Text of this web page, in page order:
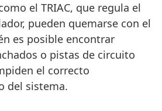
el TRIAC, que regula el
pueden quemarse con el
es posible encontrar
o pistas de circuito
el correcto
del sistema.